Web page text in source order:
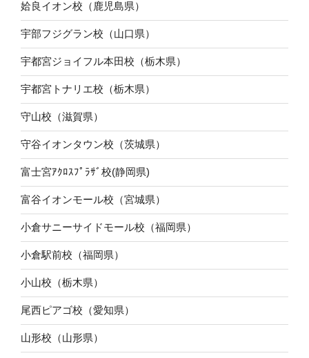
姶良イオン校（鹿児島県）
宇部フジグラン校（山口県）
宇都宮ジョイフル本田校（栃木県）
宇都宮トナリエ校（栃木県）
守山校（滋賀県）
守谷イオンタウン校（茨城県）
富士宮ｱｸﾛｽﾌﾟﾗｻﾞ校(静岡県)
富谷イオンモール校（宮城県）
小倉サニーサイドモール校（福岡県）
小倉駅前校（福岡県）
小山校（栃木県）
尾西ピアゴ校（愛知県）
山形校（山形県）